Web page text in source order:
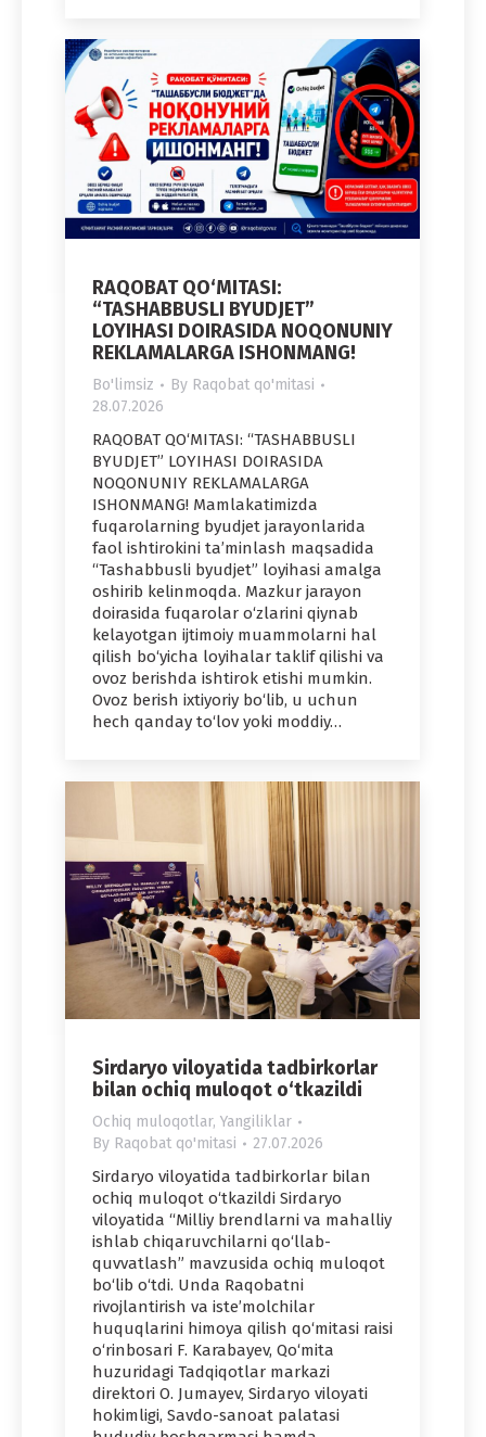
RAQOBAT QO‘MITASI:
“TASHABBUSLI BYUDJET”
LOYIHASI DOIRASIDA NOQONUNIY
REKLAMALARGA ISHONMANG!
Bo'limsiz By Raqobat qo'mitasi
28.07.2026
RAQOBAT QO‘MITASI: “TASHABBUSLI
BYUDJET” LOYIHASI DOIRASIDA
NOQONUNIY REKLAMALARGA
ISHONMANG! Mamlakatimizda
fuqarolarning byudjet jarayonlarida
faol ishtirokini ta’minlash maqsadida
“Tashabbusli byudjet” loyihasi amalga
oshirib kelinmoqda. Mazkur jarayon
doirasida fuqarolar o‘zlarini qiynab
kelayotgan ijtimoiy muammolarni hal
qilish bo‘yicha loyihalar taklif qilishi va
ovoz berishda ishtirok etishi mumkin.
Ovoz berish ixtiyoriy bo‘lib, u uchun
hech qanday to‘lov yoki moddiy…
Sirdaryo viloyatida tadbirkorlar
bilan ochiq muloqot o‘tkazildi
Ochiq muloqotlar, Yangiliklar
By Raqobat qo'mitasi 27.07.2026
Sirdaryo viloyatida tadbirkorlar bilan
ochiq muloqot o‘tkazildi Sirdaryo
viloyatida “Milliy brendlarni va mahalliy
ishlab chiqaruvchilarni qo‘llab-
quvvatlash” mavzusida ochiq muloqot
bo‘lib o‘tdi. Unda Raqobatni
rivojlantirish va iste’molchilar
huquqlarini himoya qilish qo‘mitasi raisi
o‘rinbosari F. Karabayev, Qo‘mita
huzuridagi Tadqiqotlar markazi
direktori O. Jumayev, Sirdaryo viloyati
hokimligi, Savdo-sanoat palatasi